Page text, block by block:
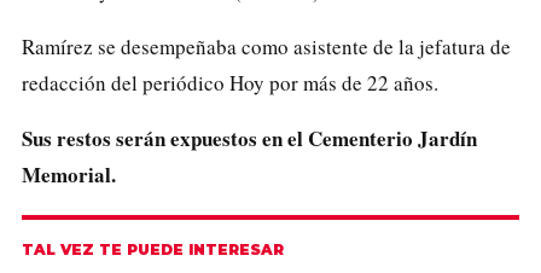
Ramírez se desempeñaba como asistente de la jefatura de
redacción del periódico Hoy por más de 22 años.
Sus restos serán expuestos en el Cementerio Jardín
Memorial.
TAL VEZ TE PUEDE INTERESAR